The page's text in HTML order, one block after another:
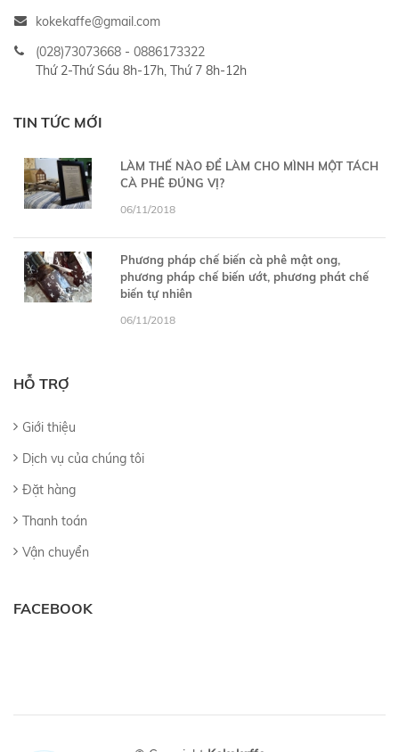
kokekaffe@gmail.com
(028)73073668 - 0886173322
Thứ 2-Thứ Sáu 8h-17h, Thứ 7 8h-12h
TIN TỨC MỚI
LÀM THẾ NÀO ĐỂ LÀM CHO MÌNH MỘT TÁCH
CÀ PHÊ ĐÚNG VỊ?
06/11/2018
Phương pháp chế biến cà phê mật ong,
phương pháp chế biến ướt, phương phát chế
biến tự nhiên
06/11/2018
HỖ TRỢ
Giới thiệu
Dịch vụ của chúng tôi
Đặt hàng
Thanh toán
Vận chuyển
FACEBOOK